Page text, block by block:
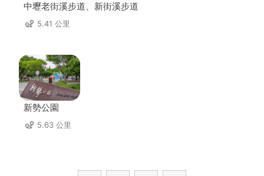
中壢老街溪步道、新街溪步道
5.41 公里
新勢公園
5.63 公里